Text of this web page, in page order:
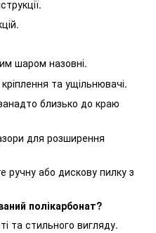
шаром назовні.
та ущільнювачі.
близько до краю
для розширення
ручну або дискову пилку з
полікарбонат?
та стильного вигляду.